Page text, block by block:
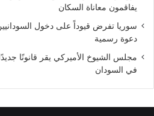
يفاقمون معاناة السكان
سوريا تفرض قيوداً على دخول
دعوة رسمية
مجلس الشيوخ الأميركي يقر قانونًا
في السودان